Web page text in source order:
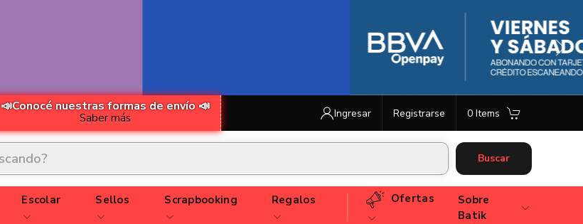
📣Conocé nuestras formas de envío 📣
Saber más Ingresar Registrarse 0 Items
Buscar
Escolar Sellos Scrapbooking Regalos Ofertas
Sobre
Batik